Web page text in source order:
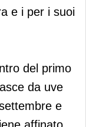
e i per i suoi
del primo
da uve
e
affinato